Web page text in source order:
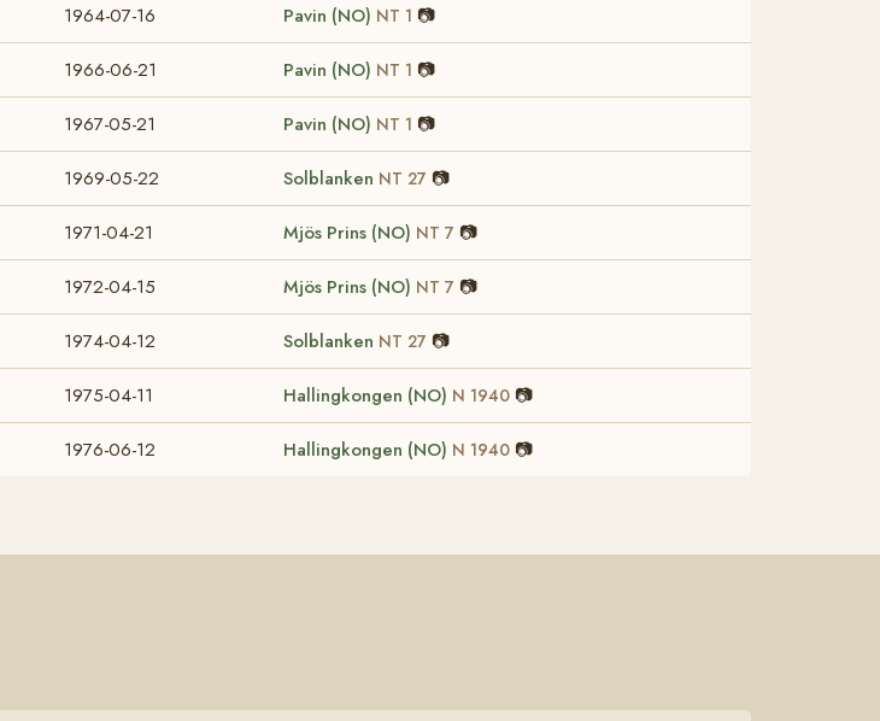
1964-07-16 Pavin (NO) NT 1 📷
1966-06-21 Pavin (NO) NT 1 📷
1967-05-21 Pavin (NO) NT 1 📷
1969-05-22 Solblanken NT 27 📷
1971-04-21 Mjös Prins (NO) NT 7 📷
1972-04-15 Mjös Prins (NO) NT 7 📷
1974-04-12 Solblanken NT 27 📷
1975-04-11 Hallingkongen (NO) N 1940 📷
1976-06-12 Hallingkongen (NO) N 1940 📷